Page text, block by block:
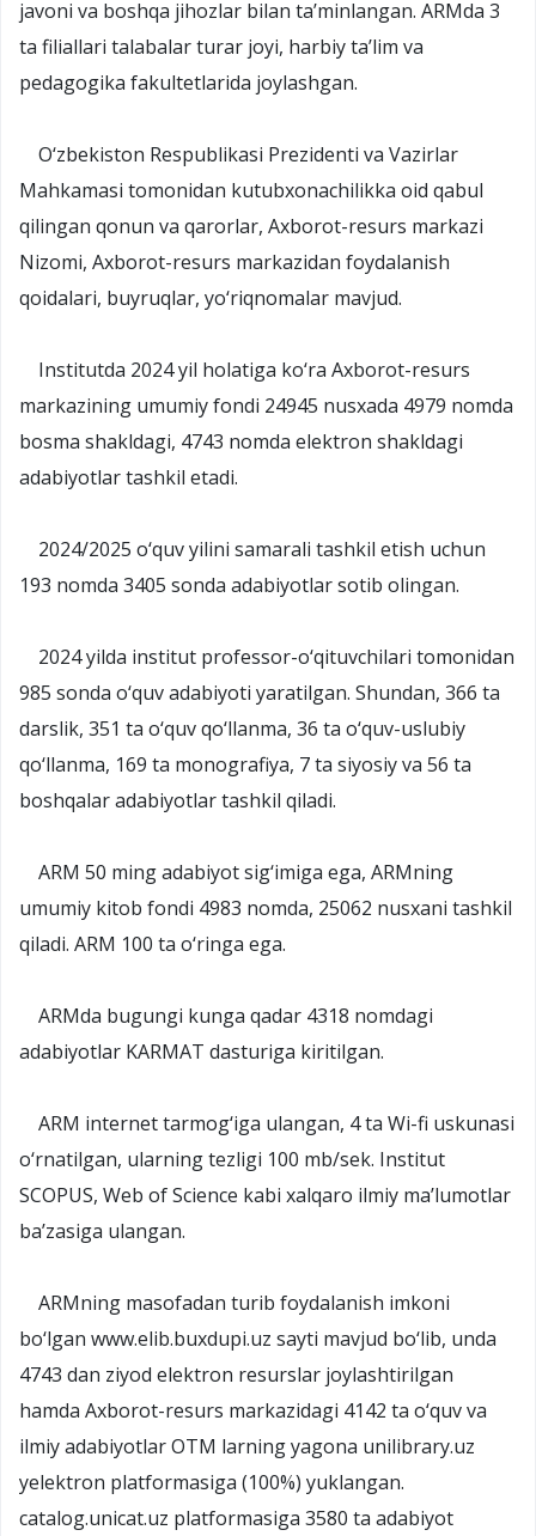
javoni va boshqa jihozlar bilan ta’minlangan. ARMda 3
ta filiallari talabalar turar joyi, harbiy ta’lim va
pedagogika fakultetlarida joylashgan.
O‘zbekiston Respublikasi Prezidenti va Vazirlar
Mahkamasi tomonidan kutubxonachilikka oid qabul
qilingan qonun va qarorlar, Axborot-resurs markazi
Nizomi, Axborot-resurs markazidan foydalanish
qoidalari, buyruqlar, yo‘riqnomalar mavjud.
Institutda 2024 yil holatiga ko‘ra Axborot-resurs
markazining umumiy fondi 24945 nusxada 4979 nomda
bosma shakldagi, 4743 nomda elektron shakldagi
adabiyotlar tashkil etadi.
2024/2025 o‘quv yilini samarali tashkil etish uchun
193 nomda 3405 sonda adabiyotlar sotib olingan.
2024 yilda institut professor-o‘qituvchilari tomonidan
985 sonda o‘quv adabiyoti yaratilgan. Shundan, 366 ta
darslik, 351 ta o‘quv qo‘llanma, 36 ta o‘quv-uslubiy
qo‘llanma, 169 ta monografiya, 7 ta siyosiy va 56 ta
boshqalar adabiyotlar tashkil qiladi.
ARM 50 ming adabiyot sig‘imiga ega, ARMning
umumiy kitob fondi 4983 nomda, 25062 nusxani tashkil
qiladi. ARM 100 ta o‘ringa ega.
ARMda bugungi kunga qadar 4318 nomdagi
adabiyotlar KARMAT dasturiga kiritilgan.
ARM internet tarmog‘iga ulangan, 4 ta Wi-fi uskunasi
o‘rnatilgan, ularning tezligi 100 mb/sek. Institut
SCOPUS, Web of Science kabi xalqaro ilmiy ma’lumotlar
ba’zasiga ulangan.
ARMning masofadan turib foydalanish imkoni
bo‘lgan www.elib.buxdupi.uz sayti mavjud bo‘lib, unda
4743 dan ziyod elektron resurslar joylashtirilgan
hamda Axborot-resurs markazidagi 4142 ta o‘quv va
ilmiy adabiyotlar OTM larning yagona unilibrary.uz
yelektron platformasiga (100%) yuklangan.
catalog.unicat.uz platformasiga 3580 ta adabiyot